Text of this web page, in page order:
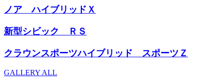
ノア ハイブリッドＸ
新型シビック ＲＳ
クラウンスポーツハイブリッド スポーツＺ
GALLERY ALL